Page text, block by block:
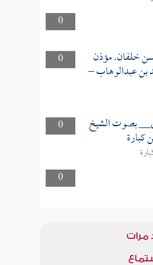
0
0
خلفان. مؤذن
بن عبدالوهاب –
0
بصوت الشيخ
كبارة
0
مرات